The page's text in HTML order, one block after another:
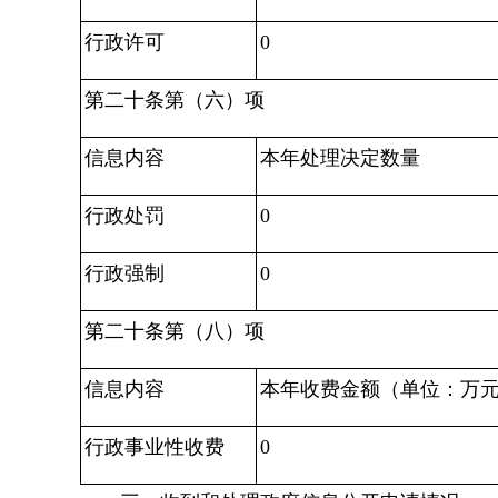
行政许可 0
第二十条第（六）项
信息内容 本年处理决定数量
行政处罚 0
行政强制 0
第二十条第（八）项
信息内容 本年收费金额（单位：万
行政事业性收费 0